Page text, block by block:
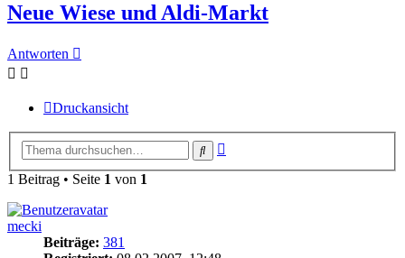
Neue Wiese und Aldi-Markt
Antworten
Druckansicht
Suche
1 Beitrag • Seite 1 von 1
mecki
Beiträge: 381